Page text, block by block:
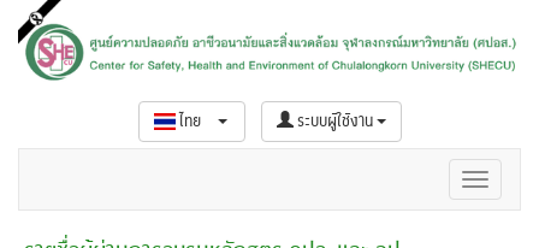
ไทย ระบบผู้ใช้งาน